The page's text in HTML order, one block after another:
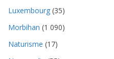
Luxembourg (35)
Morbihan (1 090)
Naturisme (17)